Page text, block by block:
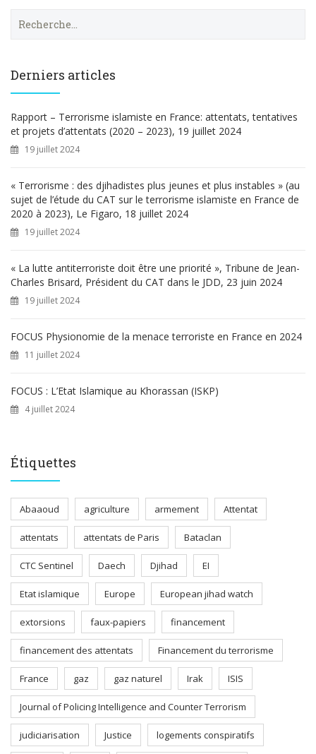
e
h
e
r
Derniers articles
Rapport – Terrorisme islamiste en France: attentats, tentatives
et projets d’attentats (2020 – 2023), 19 juillet 2024
19 juillet 2024
« Terrorisme : des djihadistes plus jeunes et plus instables » (au
sujet de l’étude du CAT sur le terrorisme islamiste en France de
2020 à 2023), Le Figaro, 18 juillet 2024
19 juillet 2024
« La lutte antiterroriste doit être une priorité », Tribune de Jean-
Charles Brisard, Président du CAT dans le JDD, 23 juin 2024
19 juillet 2024
FOCUS Physionomie de la menace terroriste en France en 2024
11 juillet 2024
FOCUS : L’Etat Islamique au Khorassan (ISKP)
4 juillet 2024
Étiquettes
Abaaoud agriculture armement Attentat
attentats attentats de Paris Bataclan
CTC Sentinel Daech Djihad EI
Etat islamique Europe European jihad watch
extorsions faux-papiers financement
financement des attentats Financement du terrorisme
France gaz gaz naturel Irak ISIS
Journal of Policing Intelligence and Counter Terrorism
judiciarisation Justice logements conspiratifs